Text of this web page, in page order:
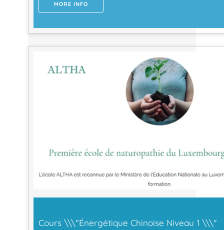
MORE INFO
Cours \\\"Énergétique Chinoise Niveau 1 \\\"